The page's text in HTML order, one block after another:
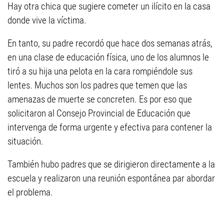
Hay otra chica que sugiere cometer un ilícito en la casa
donde vive la víctima.
En tanto, su padre recordó que hace dos semanas atrás,
en una clase de educación física, uno de los alumnos le
tiró a su hija una pelota en la cara rompiéndole sus
lentes. Muchos son los padres que temen que las
amenazas de muerte se concreten. Es por eso que
solicitaron al Consejo Provincial de Educación que
intervenga de forma urgente y efectiva para contener la
situación.
También hubo padres que se dirigieron directamente a la
escuela y realizaron una reunión espontánea par abordar
el problema.